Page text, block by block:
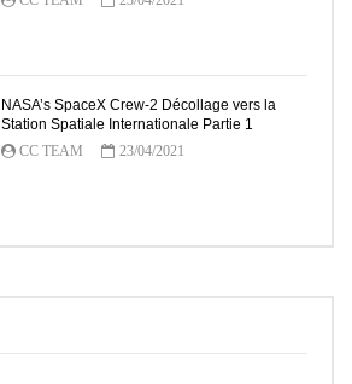
NASA’s SpaceX Crew-2 Décollage vers la
Station Spatiale Internationale Partie 1
CC TEAM
23/04/2021